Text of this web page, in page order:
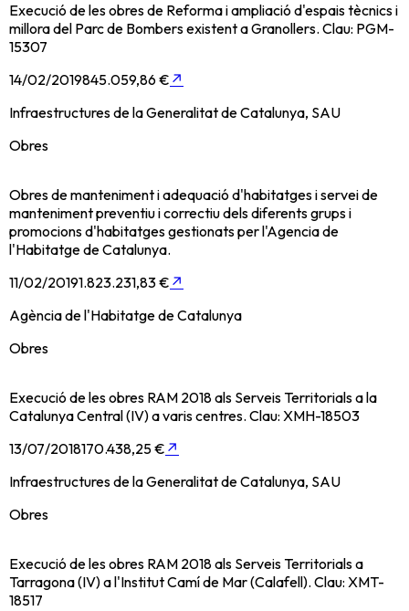
Execució de les obres de Reforma i ampliació d'espais tècnics i
millora del Parc de Bombers existent a Granollers. Clau: PGM-
15307
14/02/2019845.059,86 € ↗
Infraestructures de la Generalitat de Catalunya, SAU
Obres
Obres de manteniment i adequació d'habitatges i servei de
manteniment preventiu i correctiu dels diferents grups i
promocions d'habitatges gestionats per l'Agencia de
l'Habitatge de Catalunya.
11/02/20191.823.231,83 € ↗
Agència de l'Habitatge de Catalunya
Obres
Execució de les obres RAM 2018 als Serveis Territorials a la
Catalunya Central (IV) a varis centres. Clau: XMH-18503
13/07/2018170.438,25 € ↗
Infraestructures de la Generalitat de Catalunya, SAU
Obres
Execució de les obres RAM 2018 als Serveis Territorials a
Tarragona (IV) a l'Institut Camí de Mar (Calafell). Clau: XMT-
18517